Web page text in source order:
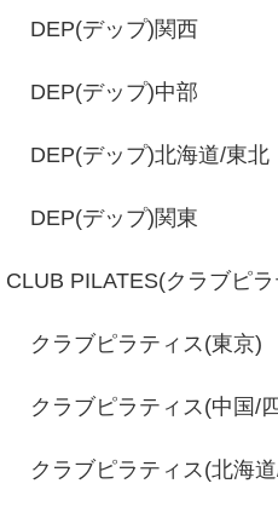
DEP(デップ)関西
DEP(デップ)中部
DEP(デップ)北海道/東北
DEP(デップ)関東
CLUB PILATES(クラブピ
クラブピラティス(東京)
クラブピラティス(中国/
クラブピラティス(北海